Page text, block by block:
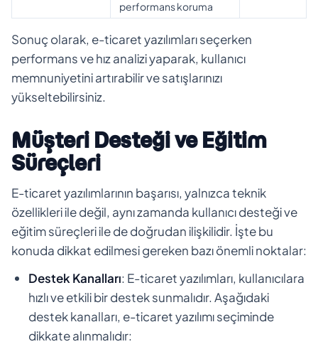
performans koruma
Sonuç olarak, e-ticaret yazılımları seçerken
performans ve hız analizi yaparak, kullanıcı
memnuniyetini artırabilir ve satışlarınızı
yükseltebilirsiniz.
Müşteri Desteği ve Eğitim
Süreçleri
E-ticaret yazılımlarının başarısı, yalnızca teknik
özellikleri ile değil, aynı zamanda kullanıcı desteği ve
eğitim süreçleri ile de doğrudan ilişkilidir. İşte bu
konuda dikkat edilmesi gereken bazı önemli noktalar:
Destek Kanalları: E-ticaret yazılımları, kullanıcılara
hızlı ve etkili bir destek sunmalıdır. Aşağıdaki
destek kanalları, e-ticaret yazılımı seçiminde
dikkate alınmalıdır: